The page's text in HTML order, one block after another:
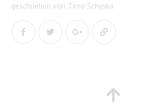
geschrieben von Timo Schyska